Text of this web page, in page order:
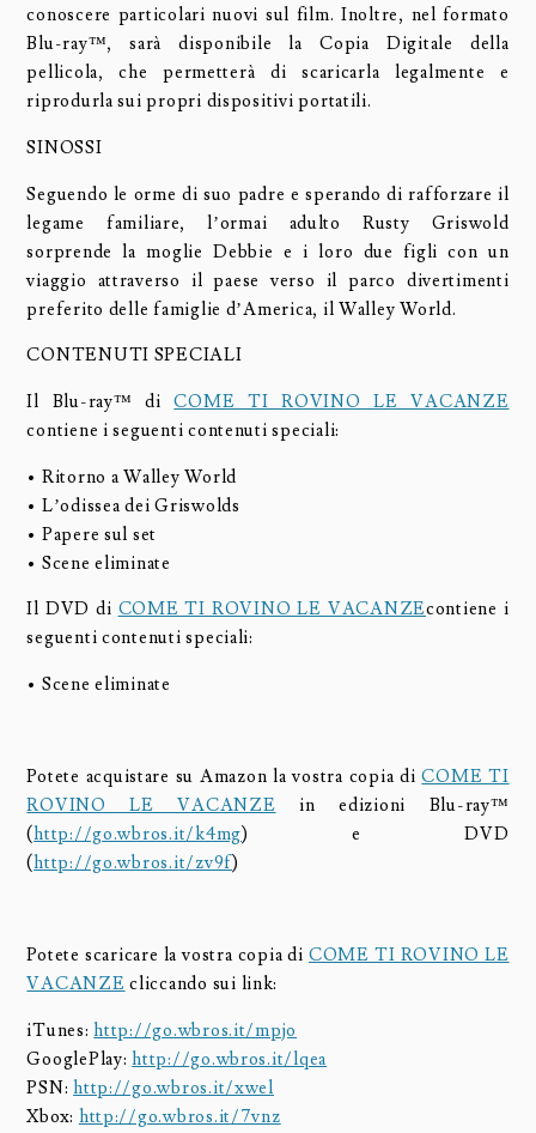
conoscere particolari nuovi sul film. Inoltre, nel formato
Blu-ray™, sarà disponibile la Copia Digitale della
pellicola, che permetterà di scaricarla legalmente e
riprodurla sui propri dispositivi portatili.
SINOSSI
Seguendo le orme di suo padre e sperando di rafforzare il
legame familiare, l’ormai adulto Rusty Griswold
sorprende la moglie Debbie e i loro due figli con un
viaggio attraverso il paese verso il parco divertimenti
preferito delle famiglie d’America, il Walley World.
CONTENUTI SPECIALI
Il Blu-ray™ diCOME TI ROVINO LE VACANZE
contiene i seguenti contenuti speciali:
• Ritorno a Walley World
• L’odissea dei Griswolds
• Papere sul set
• Scene eliminate
Il DVD di COME TI ROVINO LE VACANZEcontiene i
seguenti contenuti speciali:
• Scene eliminate
Potete acquistare su Amazon la vostra copia diCOME TI
ROVINO LE VACANZE in edizioni Blu-ray™
(http://go.wbros.it/k4mg) e DVD
(http://go.wbros.it/zv9f)
Potete scaricare la vostra copia diCOME TI ROVINO LE
VACANZE cliccando sui link:
iTunes:http://go.wbros.it/mpjo
GooglePlay:http://go.wbros.it/lqea
PSN:http://go.wbros.it/xwel
Xbox: http://go.wbros.it/7vnz